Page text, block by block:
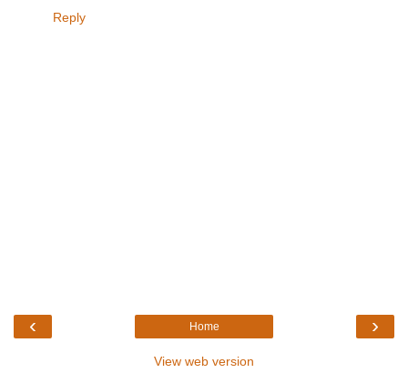
Reply
‹ ›
Home
View web version